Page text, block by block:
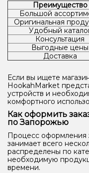
Преимущество
Большой
Оригинальная
Удобный
Консультация
Выгодные цены
Доставка
Если вы ищете
HookahMarket
устройств и
комфортного
Как оформить
по Запорожью
Процесс оформления
занимает всего
распределены по
необходимую
времени.